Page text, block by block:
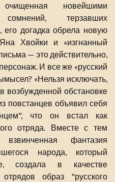
новейшими
терзавших
его догадка обрела новую
Хвойки и «изгнанный
— это действительно,
И все же «русский
«Нельзя исключать,
обстановке
повстанцев объявил себя
что он встал как
отряда. Вместе с тем
фантазия
народа, который
создала в качестве
образ "русского